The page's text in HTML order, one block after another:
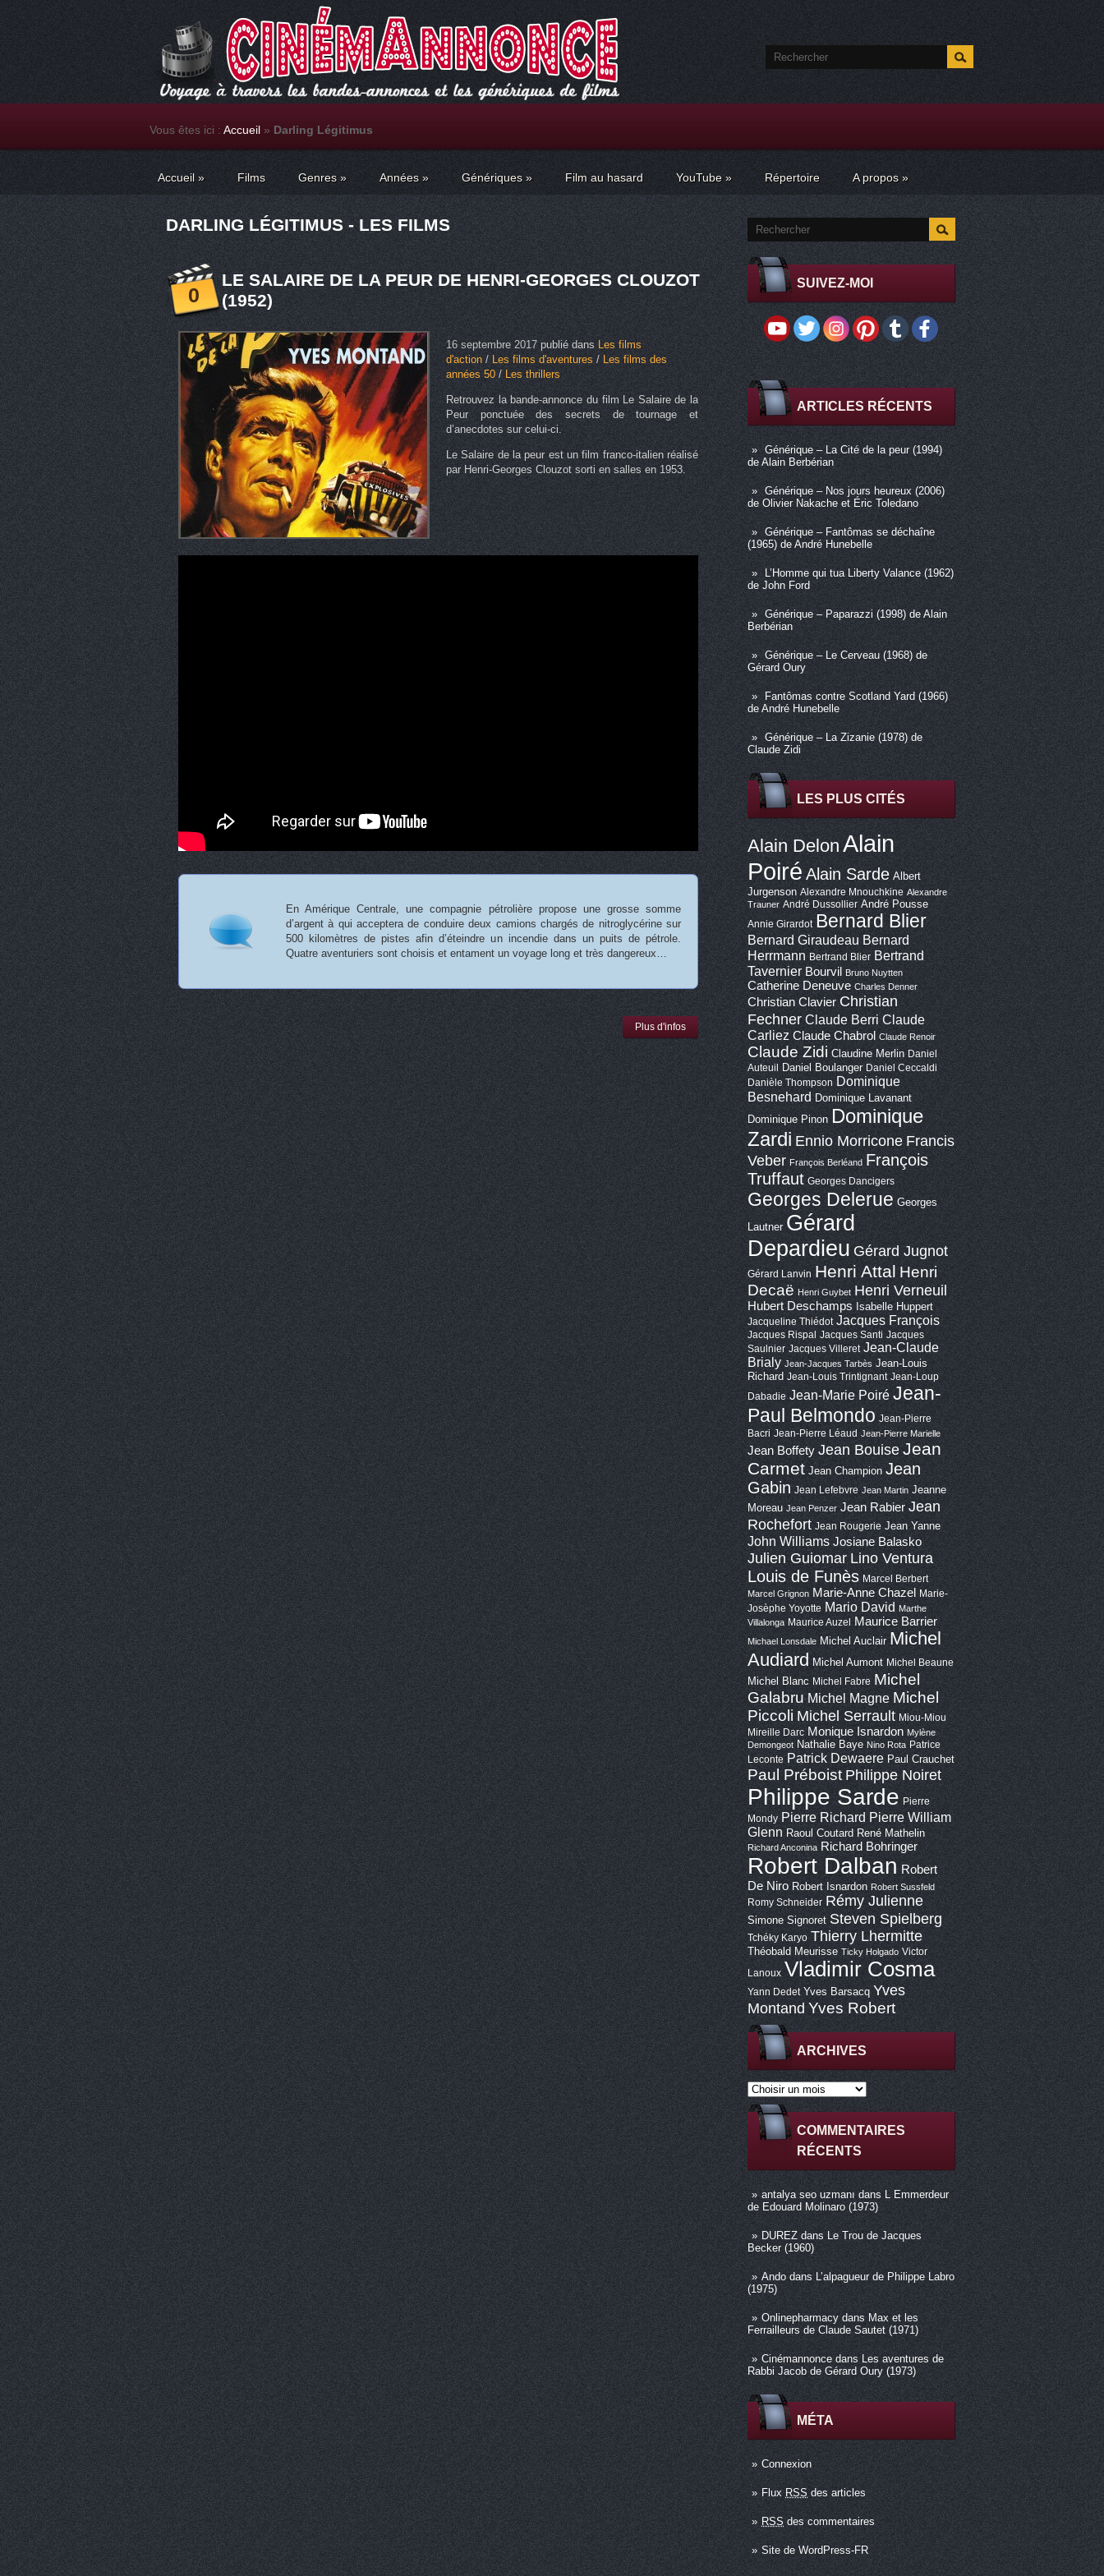
Vous êtes ici : Accueil » Darling Légitimus
Accueil » Films Genres» Années » Génériques » Film au hasard YouTube » Répertoire A propos »
SUIVEZ-MOI
ARTICLES RÉCENTS
Générique – La Cité de la peur (1994)
de Alain Berbérian
Générique – Nos jours heureux (2006)
de Olivier Nakache et Éric Toledano
Générique – Fantômas se déchaîne
(1965) de André Hunebelle
L’Homme qui tua Liberty Valance (1962)
de John Ford
Générique – Paparazzi (1998) de Alain
Berbérian
Générique – Le Cerveau (1968) de
Gérard Oury
Fantômas contre Scotland Yard (1966)
de André Hunebelle
Générique – La Zizanie (1978) de
Claude Zidi
LES PLUS CITÉS
Alain DelonAlain
Poiré Alain Sarde Albert
Jurgenson Alexandre Mnouchkine Alexandre
Trauner André Dussollier André Pousse
Annie Girardot Bernard Blier
Bernard Giraudeau Bernard
Herrmann Bertrand Blier Bertrand
Tavernier Bourvil Bruno Nuytten
Catherine Deneuve Charles Denner
Christian Clavier Christian
Fechner Claude Berri Claude
Carliez Claude Chabrol Claude Renoir
Claude Zidi Claudine Merlin Daniel
Auteuil
Daniel Boulanger Daniel Ceccaldi
Danièle Thompson Dominique
Besnehard Dominique Lavanant
Dominique Pinon Dominique
Zardi Ennio Morricone Francis
Veber François Berléand François
Truffaut Georges Dancigers
Georges Delerue Georges
Lautner Gérard
Depardieu Gérard Jugnot
Gérard Lanvin Henri Attal Henri
Decaë Henri Guybet Henri Verneuil
Hubert Deschamps Isabelle Huppert
Jacqueline Thiédot Jacques François
Jacques Rispal Jacques Santi Jacques
Saulnier Jacques Villeret Jean-Claude
Brialy Jean-Jacques Tarbès Jean-Louis
Richard Jean-Louis Trintignant Jean-Loup
Dabadie Jean-Marie Poiré Jean-
Paul Belmondo Jean-Pierre
Bacri Jean-Pierre Léaud Jean-Pierre Marielle
Jean Boffety Jean BouiseJean
Carmet Jean Champion Jean
Gabin Jean Lefebvre Jean Martin Jeanne
Moreau Jean Penzer Jean Rabier Jean
Rochefort Jean Rougerie Jean Yanne
John Williams Josiane Balasko
Julien Guiomar Lino Ventura
Louis de Funès Marcel Berbert
Marcel Grignon Marie-Anne Chazel
Marie-
Josèphe Yoyotte Mario David Marthe
Villalonga Maurice Auzel Maurice Barrier
Michael Lonsdale Michel Auclair Michel
Audiard Michel Aumont Michel Beaune
Michel Blanc Michel Fabre Michel
Galabru Michel Magne Michel
Piccoli Michel Serrault Miou-Miou
Mireille Darc Monique Isnardon Mylène
Demongeot Nathalie Baye Nino Rota Patrice
Leconte Patrick Dewaere Paul Crauchet
Paul Préboist Philippe Noiret
Philippe Sarde Pierre
Mondy Pierre Richard Pierre William
Glenn Raoul Coutard René Mathelin
Richard Anconina Richard Bohringer
Robert Dalban Robert
De Niro Robert Isnardon Robert Sussfeld
Romy Schneider Rémy Julienne
Simone Signoret Steven Spielberg
Tchéky Karyo Thierry Lhermitte
Théobald Meurisse Ticky Holgado Victor
Lanoux Vladimir Cosma
Yann Dedet Yves Barsacq Yves
Montand Yves Robert
ARCHIVES
COMMENTAIRES
RÉCENTS
antalya seo uzmanıdans L Emmerdeur
de Edouard Molinaro (1973)
DUREZdans Le Trou de Jacques
Becker (1960)
Andodans L’alpagueur de Philippe Labro
(1975)
Onlinepharmacy dansMax et les
Ferrailleurs de Claude Sautet (1971)
Cinémannonce dansLes aventures de
Rabbi Jacob de Gérard Oury (1973)
MÉTA
Connexion
Flux RSS des articles
RSSdes commentaires
Site de WordPress-FR
DARLING LÉGITIMUS - LES FILMS
0
LE SALAIRE DE LA PEUR DE HENRI-GEORGES CLOUZOT
(1952)
16 septembre 2017publié dansLes films
d'action/ Les films d'aventures/ Les films des
années 50 / Les thrillers
Retrouvez la bande-annonce du film Le Salaire de la
Peur ponctuée des secrets de tournage et
d’anecdotes sur celui-ci.
Le Salaire de la peur est un film franco-italien réalisé
par Henri-Georges Clouzot sorti en salles en 1953.
En Amérique Centrale, une compagnie pétrolière propose une grosse somme
d’argent à qui acceptera de conduire deux camions chargés de nitroglycérine sur
500 kilomètres de pistes afin d’éteindre un incendie dans un puits de pétrole.
Quatre aventuriers sont choisis et entament un voyage long et très dangereux…
Plus d'infos